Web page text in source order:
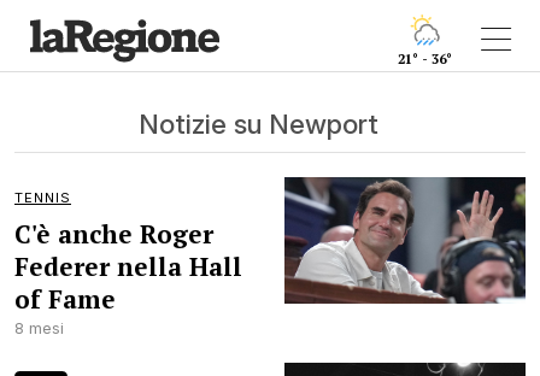
21° - 36°
Notizie su Newport
TENNIS
C'è anche Roger
Federer nella Hall
of Fame
8 mesi